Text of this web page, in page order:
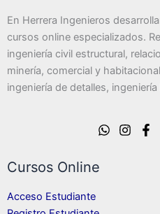
En Herrera Ingenieros
cursos online especializados.
ingeniería civil estructural,
minería, comercial y
ingeniería de detalles,
Cursos Online
Acceso Estudiante